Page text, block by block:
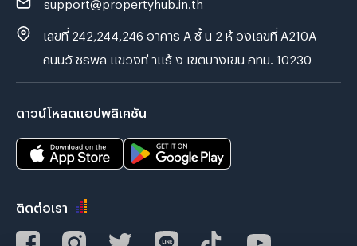
เลขที่ 242,244,246 อาคาร A ชั้ น 2 ห้ องเลขที่ A210A
ถนนวั ชรพล แขวงท่ าแร้ ง เขตบางเขน กทม. 10230
ดาวน์โหลดแอปพลิเคชัน
ติดต่อเรา